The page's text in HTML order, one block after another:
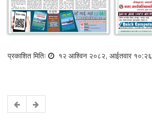
प्रकाशित मितिः १२ आश्विन २०८२, आईतवार १०:२६